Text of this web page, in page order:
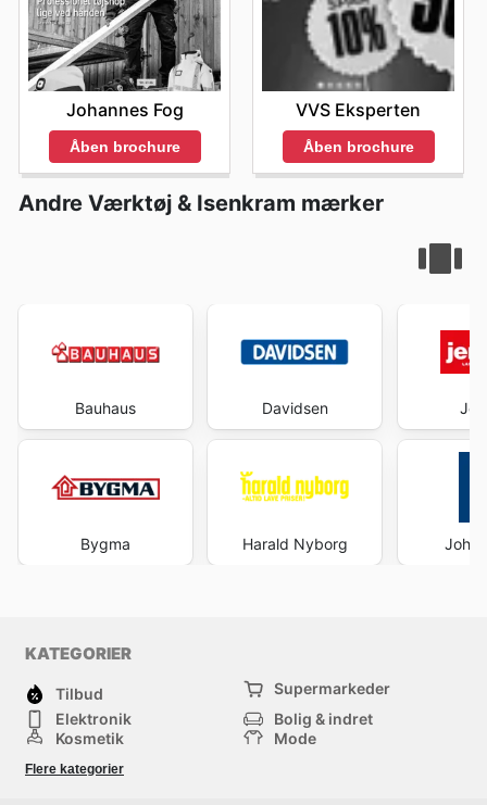
Johannes Fog
Åben brochure
VVS Eksperten
Åben brochure
Andre Værktøj & Isenkram mærker
Bauhaus
Bygma
Davidsen
Harald Nyborg
KATEGORIER
Tilbud
Supermarkeder
Elektronik
Bolig & indret
Kosmetik
Mode
Varehus
Flere kategorier